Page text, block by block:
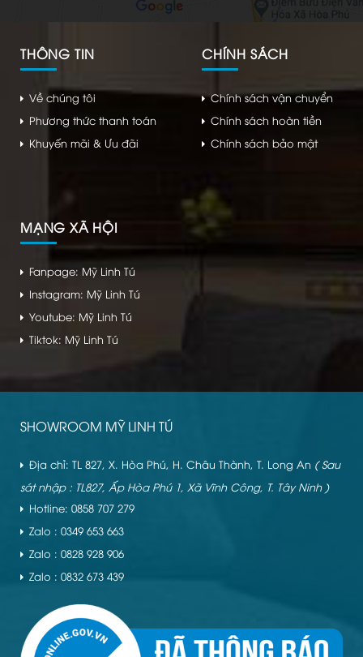
THÔNG TIN
Về chúng tôi
Phương thức thanh toán
Khuyến mãi & Ưu đãi
CHÍNH SÁCH
Chính sách vận chuyển
Chính sách hoàn tiền
Chính sách bảo mật
MẠNG XÃ HỘI
Fanpage: Mỹ Linh Tú
Instagram: Mỹ Linh Tú
Youtube: Mỹ Linh Tú
Tiktok: Mỹ Linh Tú
SHOWROOM MỸ LINH TÚ
Địa chỉ: TL 827, X. Hòa Phú, H. Châu Thành, T. Long An ( Sau
sát nhập : TL827, Ấp Hòa Phú 1, Xã Vĩnh Công, T. Tây Ninh )
Hotline: 0858 707 279
Zalo : 0349 653 663
Zalo : 0828 928 906
Zalo : 0832 673 439